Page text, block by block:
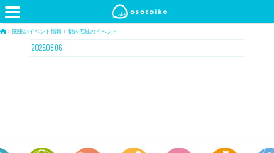
› 関東のイベント情報 › 都内広域のイベント
2026.08.06